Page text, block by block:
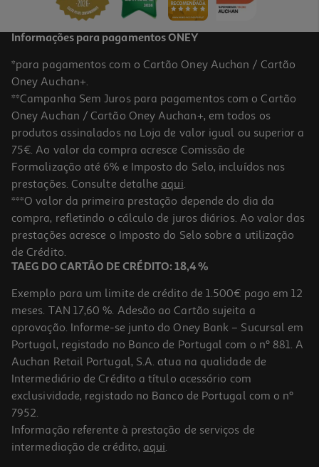
4.5 (246)
Multifunções Hp Smart Tank 6005
249.99 €/un
249,99 €
Impressora Multifunções Epson Ecotank Et-2910 Preto
Informações para pagamentos ONEY
*para pagamentos com o Cartão Oney Auchan / Cartão
Oney Auchan+.
**Campanha Sem Juros para pagamentos com o Cartão
Oney Auchan / Cartão Oney Auchan+, em todos os
produtos assinalados na Loja de valor igual ou superior a
75€. Ao valor da compra acresce Comissão de
Formalização até 6% e Imposto do Selo, incluídos nas
prestações. Consulte detalhe aqui.
***O valor da primeira prestação depende do dia da
compra, refletindo o cálculo de juros diários. Ao valor das
prestações acresce o Imposto do Selo sobre a utilização
de Crédito.
TAEG DO CARTÃO DE CRÉDITO: 18,4 %
Exemplo para um limite de crédito de 1.500€ pago em 12
meses. TAN 17,60 %. Adesão ao Cartão sujeita a
aprovação. Informe-se junto do Oney Bank – Sucursal em
Portugal, registado no Banco de Portugal com o nº 881. A
Auchan Retail Portugal, S.A. atua na qualidade de
Intermediário de Crédito a título acessório com
exclusividade, registado no Banco de Portugal com o nº
7952.
Informação referente à prestação de serviços de
intermediação de crédito, aqui.